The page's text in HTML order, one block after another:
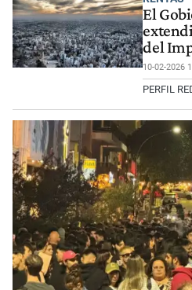
El
del
10-02-2026
PERFIL